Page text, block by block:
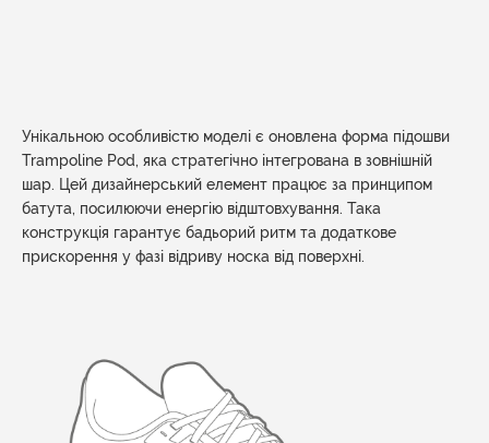
Унікальною особливістю моделі є оновлена форма підошви
Trampoline Pod, яка стратегічно інтегрована в зовнішній
шар. Цей дизайнерський елемент працює за принципом
батута, посилюючи енергію відштовхування. Така
конструкція гарантує бадьорий ритм та додаткове
прискорення у фазі відриву носка від поверхні.